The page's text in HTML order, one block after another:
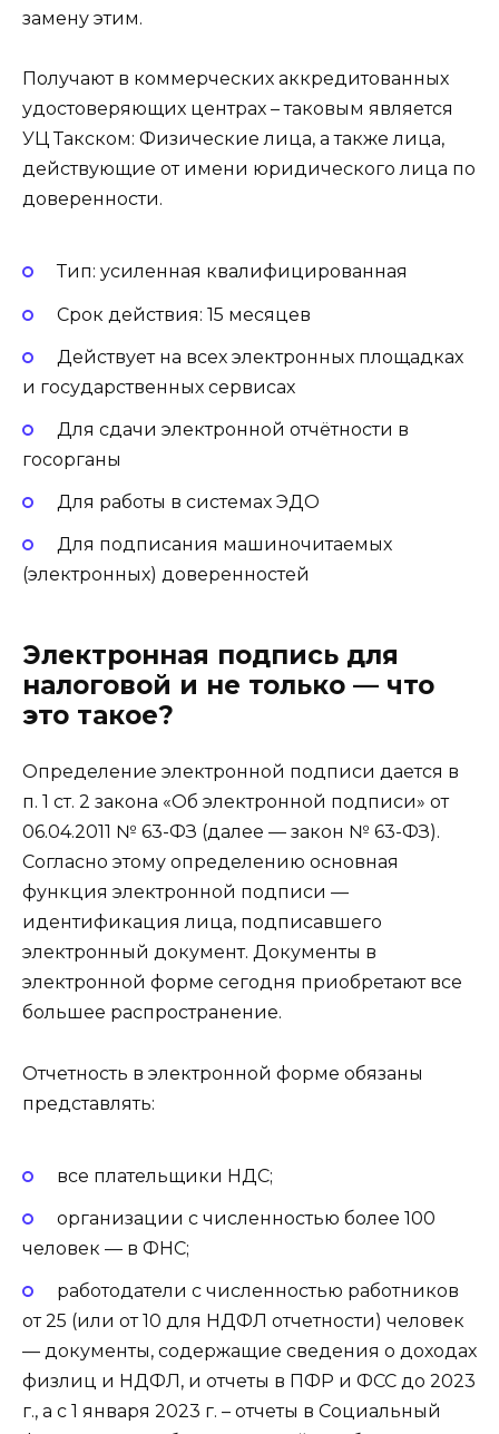
замену этим.
Получают в коммерческих аккредитованных
удостоверяющих центрах – таковым является
УЦ Такском: Физические лица, а также лица,
действующие от имени юридического лица по
доверенности.
Тип: усиленная квалифицированная
Срок действия: 15 месяцев
Действует на всех электронных площадках
и государственных сервисах
Для сдачи электронной отчётности в
госорганы
Для работы в системах ЭДО
Для подписания машиночитаемых
(электронных) доверенностей
Электронная подпись для
налоговой и не только — что
это такое?
Определение электронной подписи дается в
п. 1 ст. 2 закона «Об электронной подписи» от
06.04.2011 № 63-ФЗ (далее — закон № 63-ФЗ).
Согласно этому определению основная
функция электронной подписи —
идентификация лица, подписавшего
электронный документ. Документы в
электронной форме сегодня приобретают все
большее распространение.
Отчетность в электронной форме обязаны
представлять:
все плательщики НДС;
организации с численностью более 100
человек — в ФНС;
работодатели с численностью работников
от 25 (или от 10 для НДФЛ отчетности) человек
— документы, содержащие сведения о доходах
физлиц и НДФЛ, и отчеты в ПФР и ФСС до 2023
г., а с 1 января 2023 г. – отчеты в Социальный